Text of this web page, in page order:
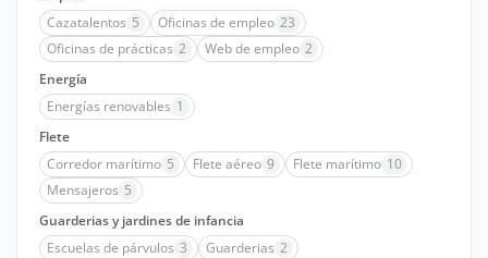
Cazatalentos 5 Oficinas de empleo 23
Oficinas de prácticas 2 Web de empleo 2
Energía
Energías renovables 1
Flete
Corredor marítimo 5 Flete aéreo 9 Flete marítimo 10
Mensajeros 5
Guarderias y jardines de infancia
Escuelas de párvulos 3 Guarderias 2